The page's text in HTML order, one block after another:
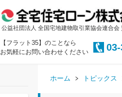
公益社団法人 全国宅地建物取引業協会連合会
【フラット35】のことなら
お気軽にお問い合わせください
ホーム トピックス